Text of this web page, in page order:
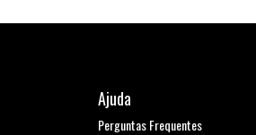
Ajuda
Perguntas Frequentes